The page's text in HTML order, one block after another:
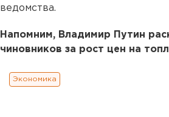
ведомства.
Напомним, Владимир Путин
чиновников за рост цен на
Экономика